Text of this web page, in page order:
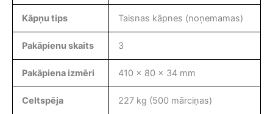
Kāpņu tips Taisnas kāpnes (noņemamas)
Pakāpienu skaits 3
Pakāpiena izmēri 410 x 80 x 34 mm
Celtspēja 227 kg (500 mārciņas)